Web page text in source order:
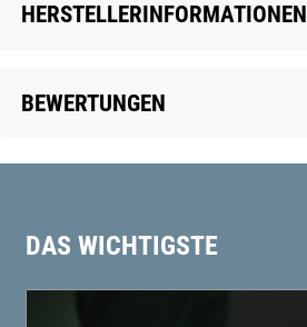
HERSTELLERINFORMATIONEN
BEWERTUNGEN
DAS WICHTIGSTE